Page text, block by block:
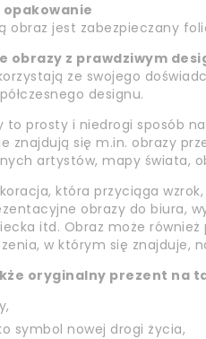
opakowanie
obraz jest zabezpieczany
obrazy z prawdziwym
ze swojego
designu.
to prosty i niedrogi sposób
znajdują się m.in. obrazy
artystów, mapy świata,
która przyciąga
obrazy do biura,
itd. Obraz może
w którym się znajduje,
oryginalny prezent na
symbol nowej drogi życia,